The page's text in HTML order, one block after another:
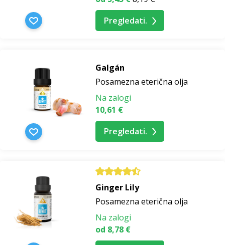
Pregledati.
Galgán
Posamezna eterična olja
Na zalogi
10,61 €
Pregledati.
Ginger Lily
Posamezna eterična olja
Na zalogi
od 8,78 €